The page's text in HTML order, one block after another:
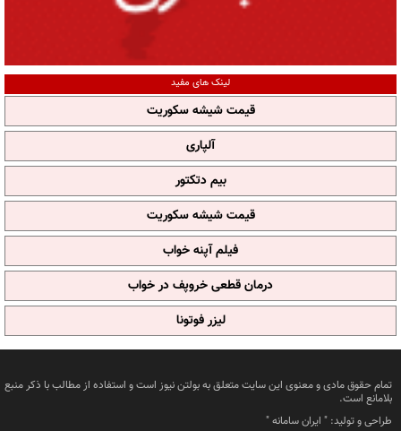
لینک های مفید
قیمت شیشه سکوریت
آلپاری
بیم دتکتور
قیمت شیشه سکوریت
فیلم آپنه خواب
درمان قطعی خروپف در خواب
لیزر فوتونا
تمام حقوق مادی و معنوی این سایت متعلق به بولتن نیوز است و استفاده از مطالب با ذکر منبع
بلامانع است.
طراحی و تولید: " ایران سامانه"